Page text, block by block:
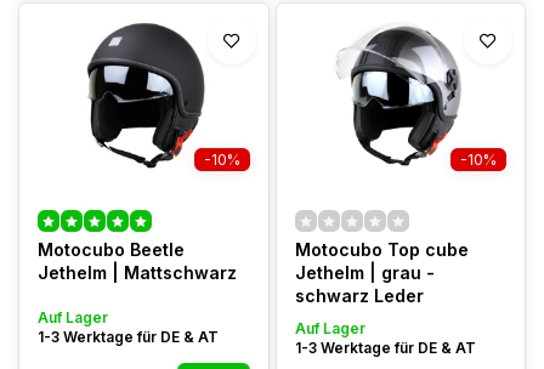
-10%
Motocubo Beetle
Jethelm | Mattschwarz
Auf Lager
1-3 Werktage für DE & AT
-10%
Motocubo Top cube
Jethelm | grau -
schwarz Leder
Auf Lager
1-3 Werktage für DE & AT